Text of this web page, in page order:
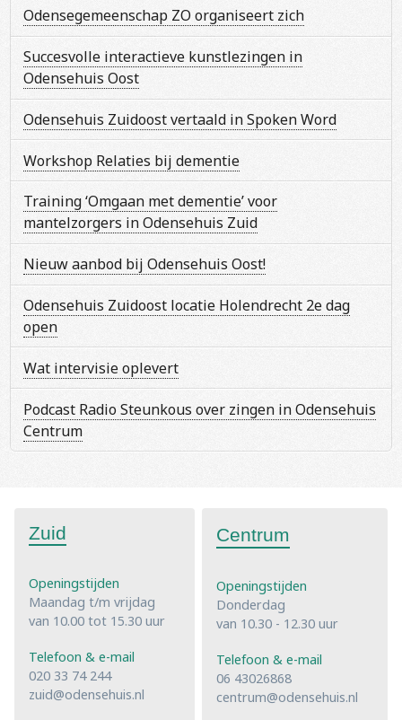
Odensegemeenschap ZO organiseert zich
Succesvolle interactieve kunstlezingen in
Odensehuis Oost
Odensehuis Zuidoost vertaald in Spoken Word
Workshop Relaties bij dementie
Training ‘Omgaan met dementie’ voor
mantelzorgers in Odensehuis Zuid
Nieuw aanbod bij Odensehuis Oost!
Odensehuis Zuidoost locatie Holendrecht 2e dag
open
Wat intervisie oplevert
Podcast Radio Steunkous over zingen in Odensehuis
Centrum
Zuid
Openingstijden
Maandag t/m vrijdag
van 10.00 tot 15.30 uur
Telefoon & e-mail
020 33 74 244
zuid@odensehuis.nl
Centrum
Openingstijden
Donderdag
van 10.30 - 12.30 uur
Telefoon & e-mail
06 43026868
centrum@odensehuis.nl